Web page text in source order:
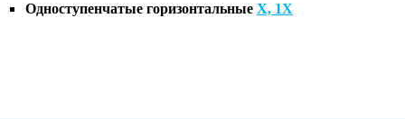
Одноступенчатые горизонтальные Х, 1Х